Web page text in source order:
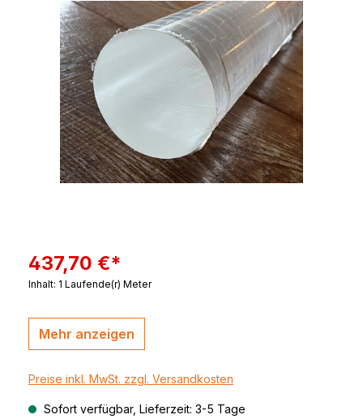
Bildergalerie überspringen
437,70 €*
Inhalt: 1 Laufende(r) Meter
Mehr anzeigen
Preise inkl. MwSt. zzgl. Versandkosten
Sofort verfügbar, Lieferzeit: 3-5 Tage